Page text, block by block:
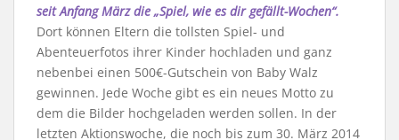
seit Anfang März die „Spiel, wie es dir gefällt-Wochen“.
Dort können Eltern die tollsten Spiel- und
Abenteuerfotos ihrer Kinder hochladen und ganz
nebenbei einen 500€-Gutschein von Baby Walz
gewinnen. Jede Woche gibt es ein neues Motto zu
dem die Bilder hochgeladen werden sollen. In der
letzten Aktionswoche, die noch bis zum 30. März 2014